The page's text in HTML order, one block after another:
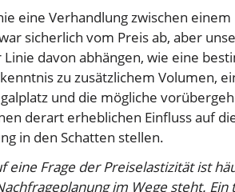
eine Verhandlung zwischen
sicherlich vom Preis ab, aber
davon abhängen, wie eine
zu zusätzlichem Volumen,
und die mögliche
derart erheblichen Einfluss auf
in den Schatten stellen.
eine Frage der Preiselastizität ist
im Wege steht.